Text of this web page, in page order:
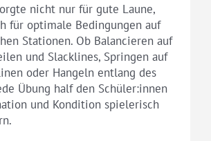
nicht nur für gute Laune,
für optimale Bedingungen auf
Stationen. Ob Balancieren auf
und Slacklines, Springen auf
oder Hangeln entlang des
Übung half den Schüler:innen
und Kondition spielerisch